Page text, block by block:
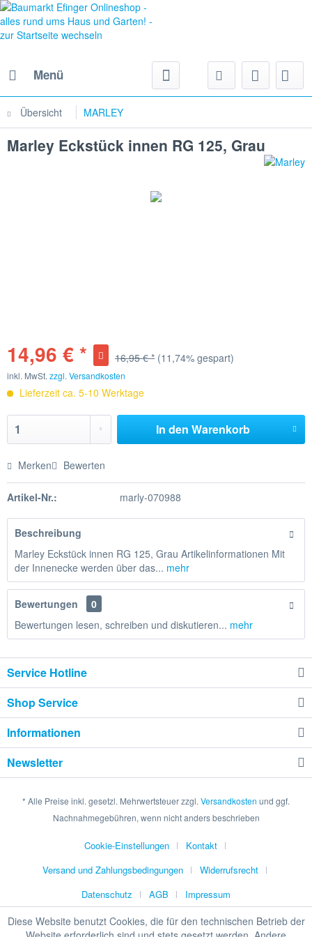
Menü
Übersicht MARLEY
Marley Eckstück innen RG 125, Grau
14,96 € * 16,95 € * (11,74% gespart)
inkl. MwSt. zzgl. Versandkosten
Lieferzeit ca. 5-10 Werktage
In den Warenkorb
Merken Bewerten
Artikel-Nr.: marly-070988
Beschreibung
Marley Eckstück innen RG 125, Grau Artikelinformationen Mit
der Innenecke werden über das... mehr
Bewertungen
0
Bewertungen lesen, schreiben und diskutieren... mehr
Service Hotline
Shop Service
Informationen
Newsletter
* Alle Preise inkl. gesetzl. Mehrwertsteuer zzgl. Versandkosten und ggf.
Nachnahmegebühren, wenn nicht anders beschrieben
Cookie-Einstellungen
Kontakt
Versand und Zahlungsbedingungen
Widerrufsrecht
Datenschutz
AGB Impressum
Diese Website benutzt Cookies, die für den technischen Betrieb der